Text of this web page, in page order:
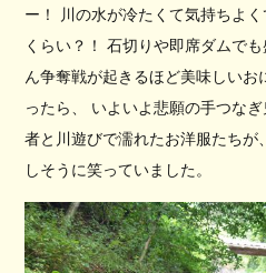
ー！ 川の水が冷たくて気持ちよ
くらい？！ 石切りや即席ダムで
ん争奪戦が起きるほど美味しいお
ったら、 いよいよ悲願の手つな
者と川遊びで濡れたお洋服たちが
しそうに笑っていました。